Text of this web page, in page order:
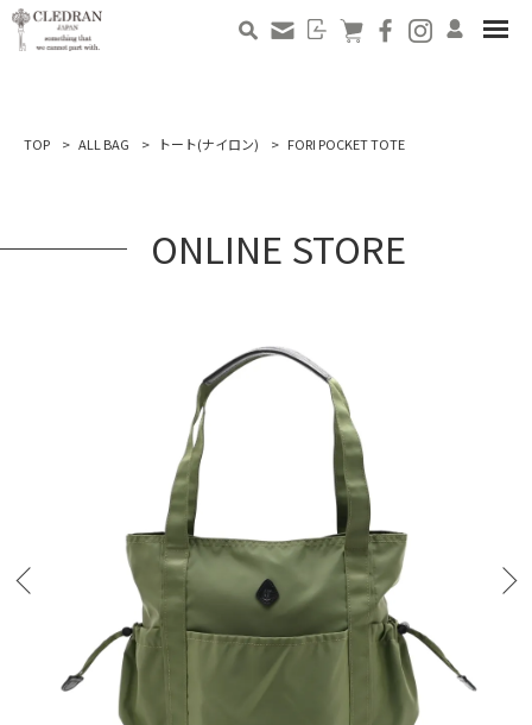
TOP ALL BAG トート(ナイロン) FORI POCKET TOTE
ONLINE STORE